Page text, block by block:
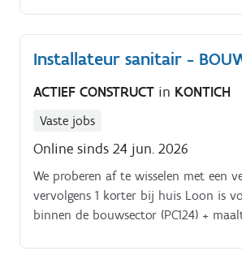
Installateur sanitair -
ACTIEF CONSTRUCT in KONTICH
Vaste jobs
Online sinds 24 jun. 2026
We proberen af te wisselen met een
vervolgens 1 korter bij huis Loon is
binnen de bouwsector (PC124) +
overuren worden correct uitbetaald